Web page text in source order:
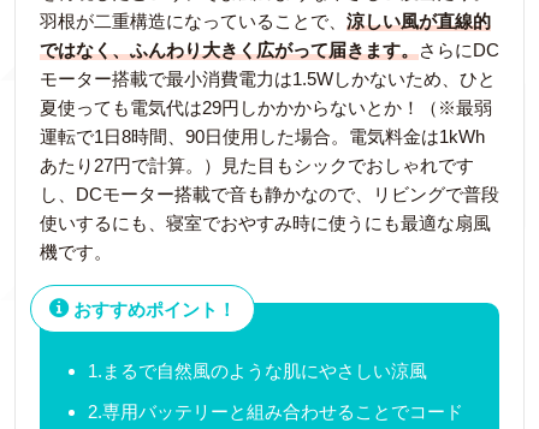
羽根が二重構造になっていることで、 涼しい風が直線的
ではなく、ふんわり大きく広がって届きます。さらにDC
モーター搭載で最小消費電力は1.5Wしかないため、ひと
夏使っても電気代は29円しかかからないとか！（※最弱
運転で1日8時間、90日使用した場合。電気料金は1kWh
あたり27円で計算。）見た目もシックでおしゃれです
し、DCモーター搭載で音も静かなので、リビングで普段
使いするにも、寝室でおやすみ時に使うにも最適な扇風
機です。
おすすめポイント！
1.まるで自然風のような肌にやさしい涼風
2.専用バッテリーと組み合わせることでコード